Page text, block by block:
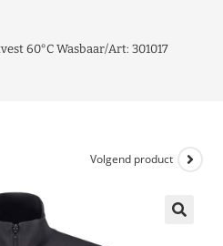
60°C Wasbaar/Art: 301017
Volgend product